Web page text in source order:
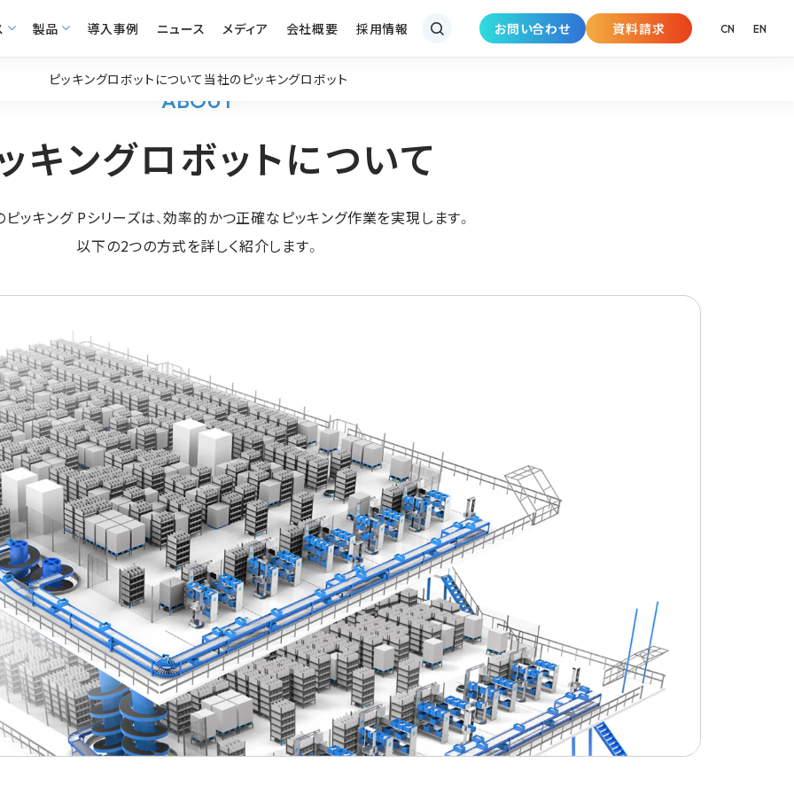
製品 導入事例 ニュース メディア 会社概要 採用情報 お問い合わせ 資料請求 CN EN
ピッキングロボットについて 当社のピッキングロボット
ABOUT
キングロボットについて
ッキング Pシリーズは、効率的かつ正確なピッキング作業を実現します。
以下の2つの方式を詳しく紹介します。